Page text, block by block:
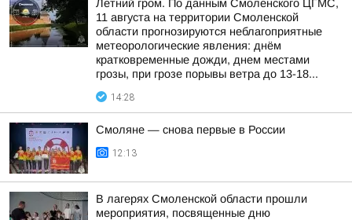
Летний гром. По данным Смоленского ЦГМС,
11 августа на территории Смоленской
области прогнозируются неблагоприятные
метеорологические явления: днём
кратковременные дожди, днем местами
грозы, при грозе порывы ветра до 13-18...
14:28
Смоляне — снова первые в России
12:13
В лагерях Смоленской области прошли
мероприятия, посвященные дню